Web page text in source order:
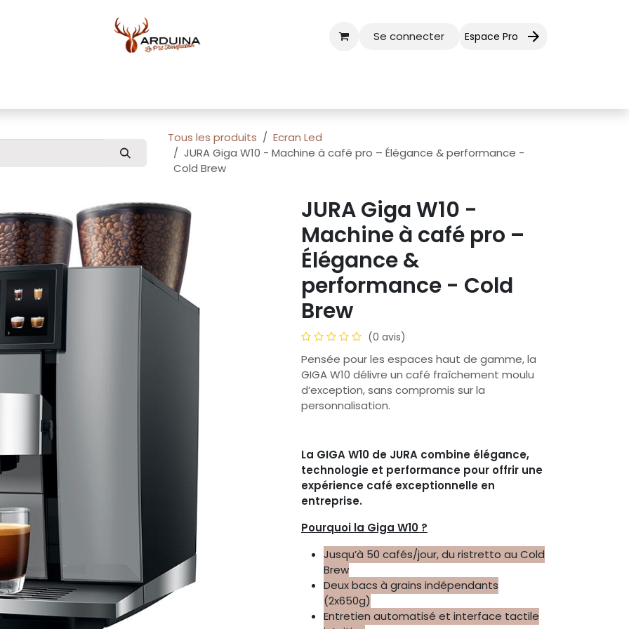
Se connecter
Espace Pro
Tous les produits
Ecran Led
JURA Giga W10 - Machine à café pro – Élégance & performance -
Cold Brew
JURA Giga W10 -
Machine à café pro –
Élégance &
performance - Cold
Brew
(0 avis)
Pensée pour les espaces haut de gamme, la
GIGA W10 délivre un café fraîchement moulu
d’exception, sans compromis sur la
personnalisation.
La GIGA W10 de JURA combine élégance,
technologie et performance pour offrir une
expérience café exceptionnelle en
entreprise.
Pourquoi la Giga W10 ?
Jusqu’à 50 cafés/jour, du ristretto au Cold
Brew
Deux bacs à grains indépendants
(2x650g)
Entretien automatisé et interface tactile